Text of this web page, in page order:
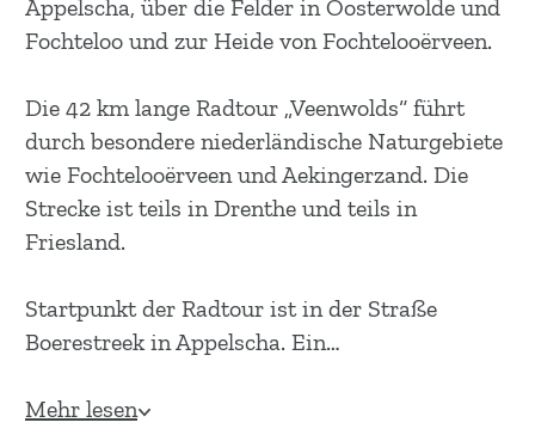
t
e
Appelscha, über die Felder in Oosterwolde und
Fochteloo und zur Heide von Fochtelooërveen.
Die 42 km lange Radtour „Veenwolds“ führt
durch besondere niederländische Naturgebiete
wie Fochtelooërveen und Aekingerzand. Die
Strecke ist teils in Drenthe und teils in
Friesland.
Startpunkt der Radtour ist in der Straße
Boerestreek in Appelscha. Ein…
Mehr lesen